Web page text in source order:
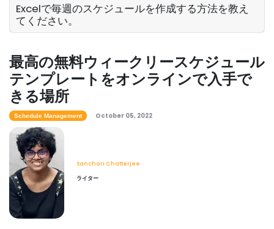
Good Restaurant Business
Scheduling
ン
Scheduling
完璧な従業員の作業スケジュール
イド
Sanchari Chatterjee Apr 21, 2022
Excelで毎週のスケジュールを作成する方法を教え
てください。
最高の無料ウィークリースケジュール
テンプレートをオンラインで入手で
きる場所
Schedule Management October 05, 2022
Sanchari Chatterjee
ライター